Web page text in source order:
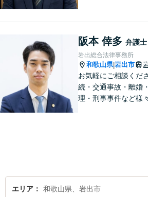
育ちの私が丁寧にサ
ます。【丁寧なヒア
【休日や夜間相談も
応】
阪本 倖多 弁護士
岩出総合法律事務所
和歌山県|岩出市
お気軽にご相談くだ
続・交通事故・離婚
理・刑事事件など様
エリア 和歌山県、岩出市